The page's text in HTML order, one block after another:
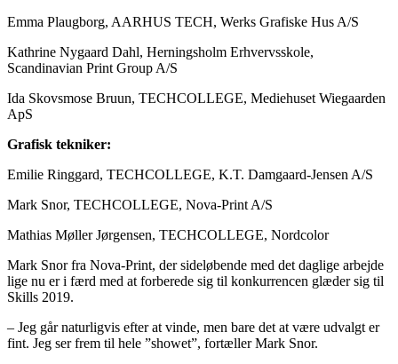
Emma Plaugborg, AARHUS TECH, Werks Grafiske Hus A/S
Kathrine Nygaard Dahl, Herningsholm Erhvervsskole,
Scandinavian Print Group A/S
Ida Skovsmose Bruun, TECHCOLLEGE, Mediehuset Wiegaarden
ApS
Grafisk tekniker:
Emilie Ringgard, TECHCOLLEGE, K.T. Damgaard-Jensen A/S
Mark Snor, TECHCOLLEGE, Nova-Print A/S
Mathias Møller Jørgensen, TECHCOLLEGE, Nordcolor
Mark Snor fra Nova-Print, der sideløbende med det daglige arbejde
lige nu er i færd med at forberede sig til konkurrencen glæder sig til
Skills 2019.
– Jeg går naturligvis efter at vinde, men bare det at være udvalgt er
fint. Jeg ser frem til hele ”showet”, fortæller Mark Snor.